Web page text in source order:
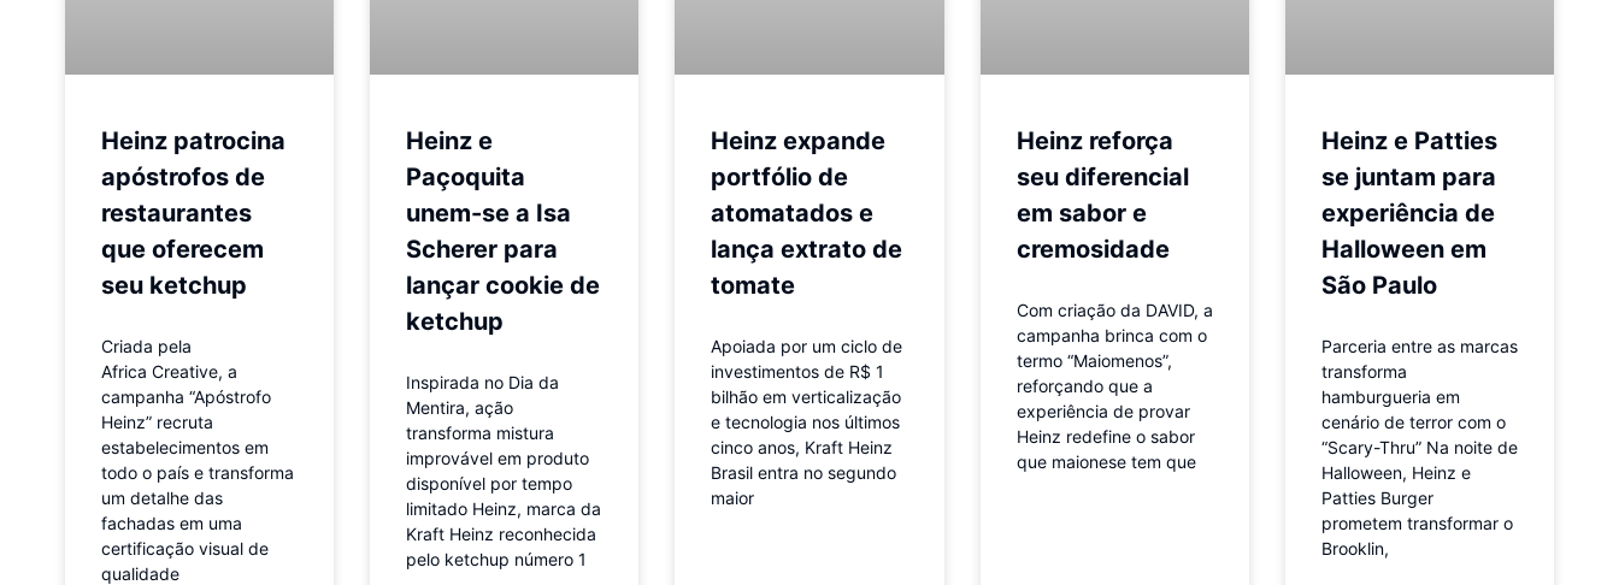
Heinz patrocina
apóstrofos de
restaurantes
que oferecem
seu ketchup
Criada pela
Africa Creative, a
campanha “Apóstrofo
Heinz” recruta
estabelecimentos em
todo o país e transforma
um detalhe das
fachadas em uma
certificação visual de
qualidade
Heinz e
Paçoquita
unem-se a Isa
Scherer para
lançar cookie de
ketchup
Inspirada no Dia da
Mentira, ação
transforma mistura
improvável em produto
disponível por tempo
limitado Heinz, marca da
Kraft Heinz reconhecida
pelo ketchup número 1
Heinz expande
portfólio de
atomatados e
lança extrato de
tomate
Apoiada por um ciclo de
investimentos de R$ 1
bilhão em verticalização
e tecnologia nos últimos
cinco anos, Kraft Heinz
Brasil entra no segundo
maior
Heinz reforça
seu diferencial
em sabor e
cremosidade
Com criação da DAVID, a
campanha brinca com o
termo “Maiomenos”,
reforçando que a
experiência de provar
Heinz redefine o sabor
que maionese tem que
Heinz e Patties
se juntam para
experiência de
Halloween em
São Paulo
Parceria entre as marcas
transforma
hamburgueria em
cenário de terror com o
“Scary-Thru” Na noite de
Halloween, Heinz e
Patties Burger
prometem transformar o
Brooklin,